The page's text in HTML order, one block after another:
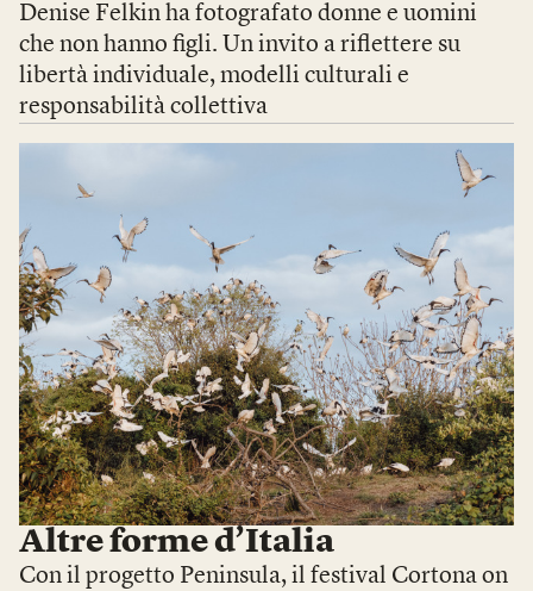
Denise Felkin ha fotografato donne e uomini
che non hanno figli. Un invito a riflettere su
libertà individuale, modelli culturali e
responsabilità collettiva
Altre forme d’Italia
Con il progetto Peninsula, il festival Cortona on